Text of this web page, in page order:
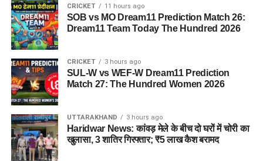
CRICKET 11 hours ago
SOB vs MO Dream11 Prediction Match 26:
Dream11 Team Today The Hundred 2026
CRICKET 3 hours ago
SUL-W vs WEF-W Dream11 Prediction
Match 27: The Hundred Women 2026
UTTARAKHAND 3 hours ago
Haridwar News: कांवड़ मेले के बीच दो घरों में चोरी का
खुलासा, 3 शातिर गिरफ्तार; ₹5 लाख कैश बरामद